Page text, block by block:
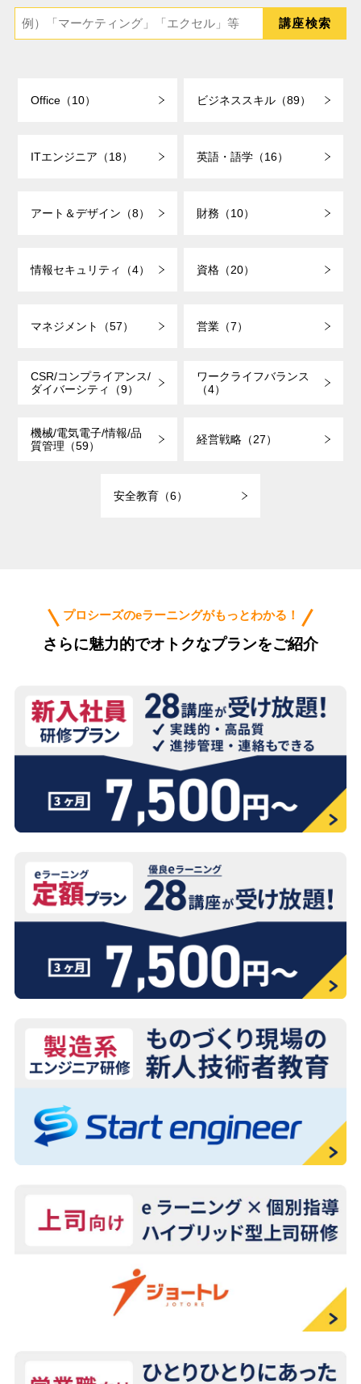
Office（10） ビジネススキル（89）
ITエンジニア（18） 英語・語学（16）
アート＆デザイン（8） 財務（10）
情報セキュリティ（4） 資格（20）
マネジメント（57） 営業（7）
CSR/コンプライアンス/
ダイバーシティ（9）
ワークライフバランス
（4）
機械/電気電子/情報/品
質管理（59）
経営戦略（27）
安全教育（6）
プロシーズのeラーニングがもっとわかる！
さらに魅力的でオトクなプランをご紹介